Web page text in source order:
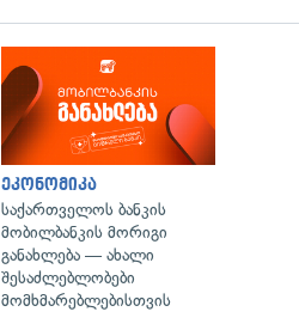
ეკონომიკა
საქართველოს ბანკის
მობილბანკის მორიგი
განახლება — ახალი
შესაძლებლობები
მომხმარებლებისთვის